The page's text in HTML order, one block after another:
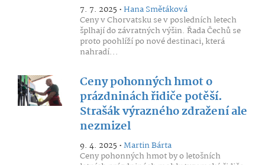
7. 7. 2025 •Hana Smětáková
Ceny v Chorvatsku se v posledních letech
šplhají do závratných výšin. Řada Čechů se
proto poohlíží po nové destinaci, která
nahradí...
Ceny pohonných hmot o
prázdninách řidiče potěší.
Strašák výrazného zdražení ale
nezmizel
9. 4. 2025 •Martin Bárta
Ceny pohonných hmot by o letošních